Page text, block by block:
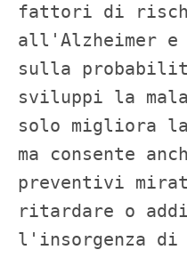
fattori di
all'Alzheimer
sulla
sviluppi la
solo migliora
ma consente
preventivi
ritardare o
l'insorgenza di